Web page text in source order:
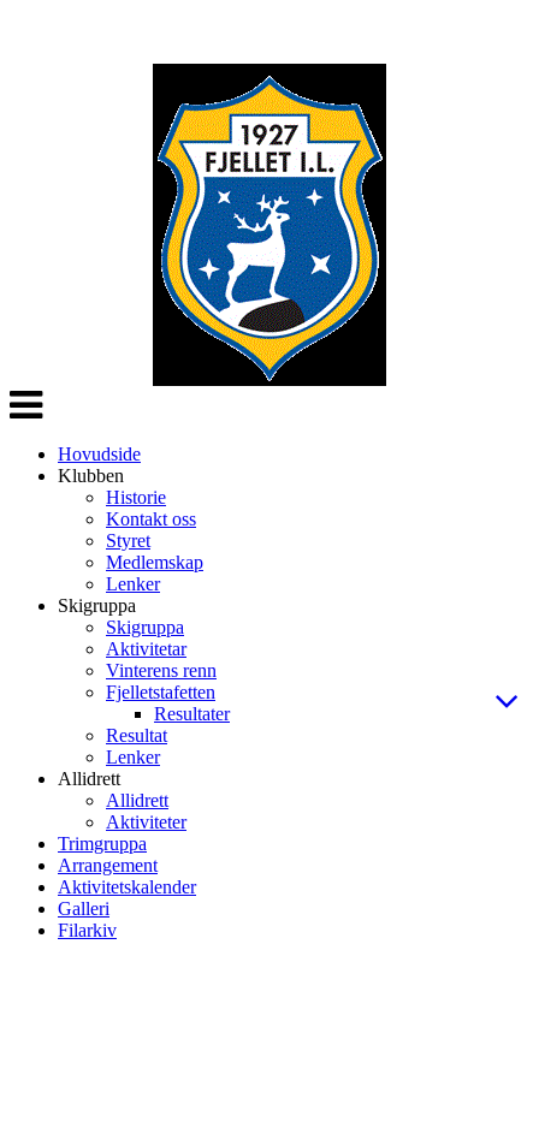
Veksle
navigasjon
Hovudside
Klubben
Historie
Kontakt oss
Styret
Medlemskap
Lenker
Skigruppa
Skigruppa
Aktivitetar
Vinterens renn
Fjelletstafetten
Resultater
Resultat
Lenker
Allidrett
Allidrett
Aktiviteter
Trimgruppa
Arrangement
Aktivitetskalender
Galleri
Filarkiv